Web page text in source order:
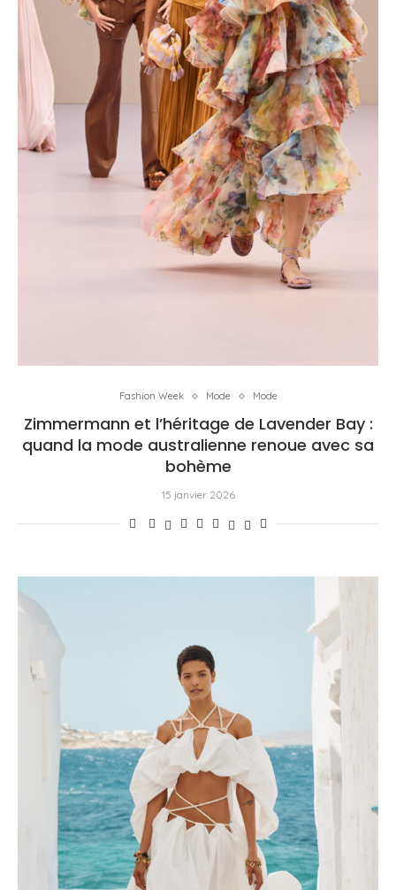
Fashion Week Mode Mode
Zimmermann et l’héritage de Lavender Bay :
quand la mode australienne renoue avec sa
bohème
15 janvier 2026